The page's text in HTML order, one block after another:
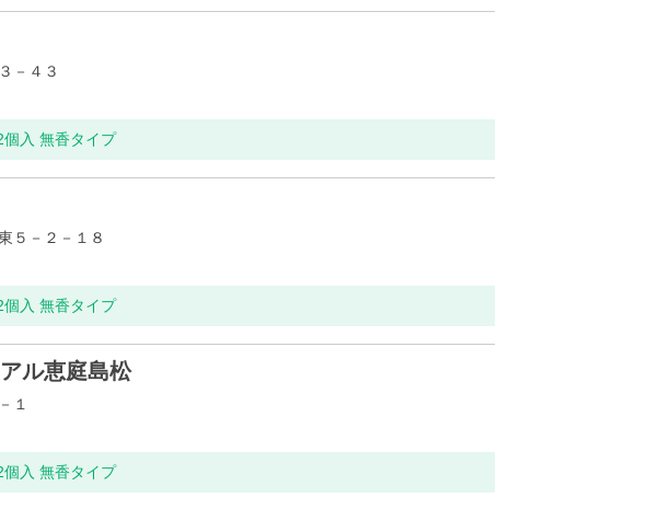
－４３
個入 無香タイプ
５－２－１８
個入 無香タイプ
ル恵庭島松
１
個入 無香タイプ